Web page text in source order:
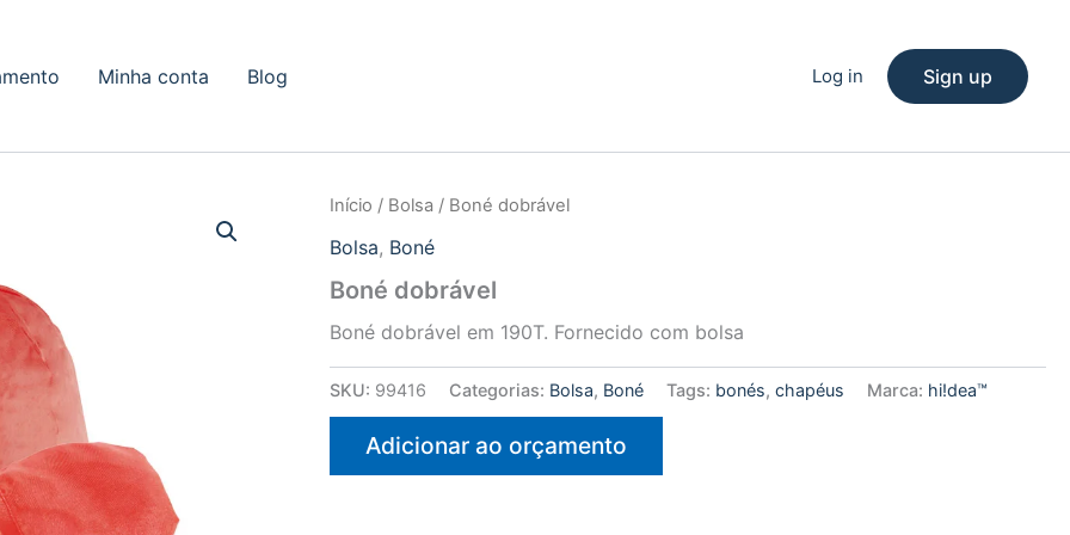
Minha conta Blog Log in Sign up
Início / Bolsa / Boné dobrável
Bolsa, Boné
Boné dobrável
Boné dobrável em 190T. Fornecido com bolsa
SKU: 99416 Categorias: Bolsa, Boné Tags: bonés,chapéus Marca: hi!dea™
Adicionar ao orçamento